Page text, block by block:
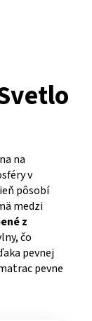
na
v
pôsobí
medzi
z
čo
pevnej
pevne